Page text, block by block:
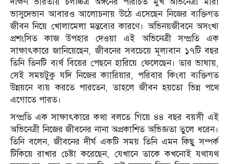
ভাসুদেভান আবারও আলোচনায় উঠে এসেছেন নিজের ব্যক্তিগত
জীবন নিয়ে খোলামেলা মন্তব্যের কারণে। অভিনয়জীবনে অসংখ্য
প্রশংসিত কাজ উপহার দেওয়া এই অভিনেত্রী সম্প্রতি এক
সাক্ষাৎকারে জানিয়েছেন, জীবনের সবচেয়ে মূল্যবান ১৭টি বছর
তিনি তিনটি ব্যর্থ বিয়ের পেছনে হারিয়ে ফেলেছেন। তার ভাষায়,
সেই সময়টুকু যদি নিজের ক্যারিয়ার, পরিবার কিংবা ব্যক্তিগত
উন্নয়নে ব্যয় করতে পারতেন, তাহলে জীবন হয়তো ভিন্ন পথে
এগোতে পারত।
সম্প্রতি এক সাক্ষাৎকারে কথা বলতে গিয়ে ৪৪ বছর বয়সী এই
অভিনেত্রী নিজের জীবনের নানা অপ্রকাশিত অভিজ্ঞতা তুলে ধরেন।
তিনি বলেন, জীবনের দীর্ঘ একটি সময় তিনি এমন কিছু সম্পর্ক
টিকিয়ে রাখার চেষ্টা করেছেন, যেখানে তাকে কখনোই যথাযথ